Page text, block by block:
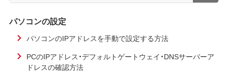
パソコンの設定
パソコンのIPアドレスを手動で設定する方法
PCのIPアドレス・デフォルトゲートウェイ・DNSサーバーア
ドレスの確認方法